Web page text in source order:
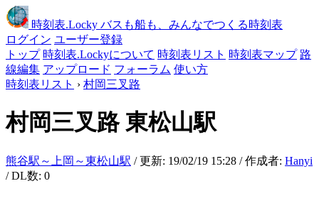
時刻表.Locky バスも船も、みんなでつくる時刻表
ログイン ユーザー登録
トップ 時刻表.Lockyについて 時刻表リスト 時刻表マップ 路
線編集 アップロード フォーラム 使い方
時刻表リスト › 村岡三叉路
村岡三叉路東松山駅
熊谷駅～上岡～東松山駅 / 更新: 19/02/19 15:28 / 作成者: Hanyi
/ DL数: 0